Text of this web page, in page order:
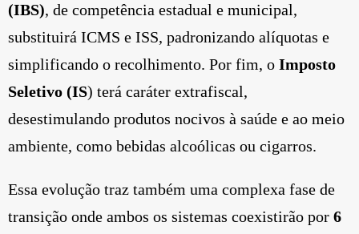
(IBS), de competência estadual e municipal,
substituirá ICMS e ISS, padronizando alíquotas e
simplificando o recolhimento. Por fim, o Imposto
Seletivo (IS) terá caráter extrafiscal,
desestimulando produtos nocivos à saúde e ao meio
ambiente, como bebidas alcoólicas ou cigarros.
Essa evolução traz também uma complexa fase de
transição onde ambos os sistemas coexistirão por 6